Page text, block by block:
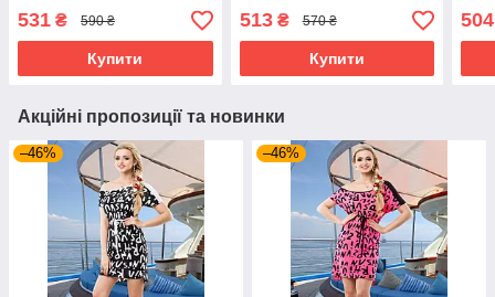
531 ₴ 590 ₴
Купити
доньки, 44-50 розміри
513₴ 570 ₴
Купити
504
Акційні пропозиції та новинки
–46% –46%